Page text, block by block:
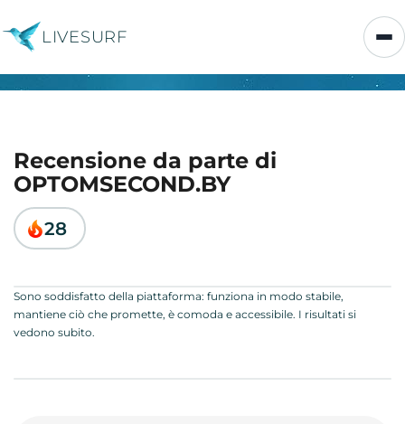
LIVESURF
Recensione da parte di
OPTOMSECOND.BY
28
Sono soddisfatto della piattaforma: funziona in modo stabile,
mantiene ciò che promette, è comoda e accessibile. I risultati si
vedono subito.